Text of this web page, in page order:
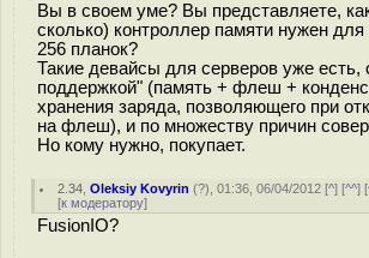
Вы в своем уме? Вы представляете,
сколько) контроллер памяти нужен
256 планок?
Такие девайсы для серверов уже есть,
поддержкой" (память + флеш +
хранения заряда, позволяющего при
на флеш), и по множеству причин
Но кому нужно, покупает.
2.34 ,Oleksiy Kovyrin (?), 01:36, 06/04/2012 [^] [^^] [
[к модератору]
FusionIO?